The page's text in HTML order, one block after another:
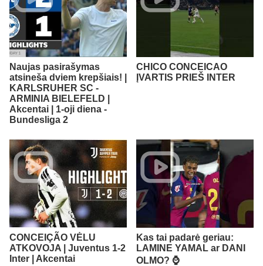
Naujas pasirašymas
atsineša dviem krepšiais! |
KARLSRUHER SC -
ARMINIA BIELEFELD |
Akcentai | 1-oji diena -
Bundesliga 2
CHICO CONCEICAO
ĮVARTIS PRIEŠ INTER
CONCEIÇÃO VĖLU
ATKOVOJA | Juventus 1-2
Inter | Akcentai
Kas tai padarė geriau:
LAMINE YAMAL ar DANI
OLMO? ⌚️